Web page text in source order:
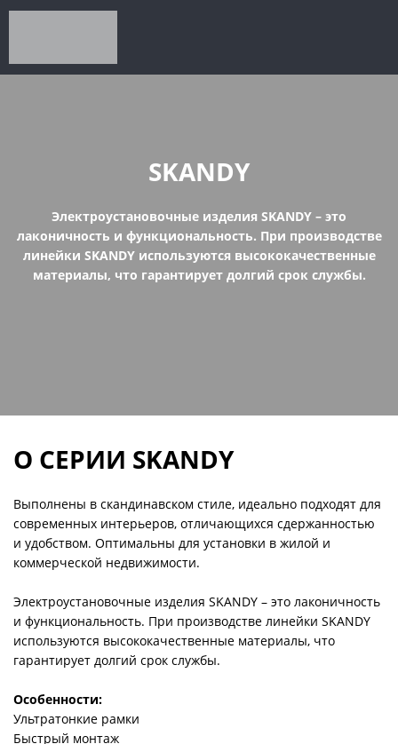
SKANDY
Электроустановочные изделия SKANDY – это
лаконичность и функциональность. При производстве
линейки SKANDY используются высококачественные
материалы, что гарантирует долгий срок службы.
О СЕРИИ SKANDY
Выполнены в скандинавском стиле, идеально подходят для
современных интерьеров, отличающихся сдержанностью
и удобством. Оптимальны для установки в жилой и
коммерческой недвижимости.
Электроустановочные изделия SKANDY – это лаконичность
и функциональность. При производстве линейки SKANDY
используются высококачественные материалы, что
гарантирует долгий срок службы.
Особенности:
Ультратонкие рамки
Быстрый монтаж